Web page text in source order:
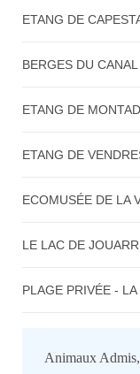
ETANG DE
BERGES DU
ETANG DE
ETANG DE
ECOMUSÉE DE LA
LE LAC DE
PLAGE PRIVÉE -
Animaux